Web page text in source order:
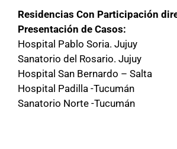
Residencias Con Participación
Presentación de Casos:
Hospital Pablo Soria. Jujuy
Sanatorio del Rosario. Jujuy
Hospital San Bernardo – Salta
Hospital Padilla -Tucumán
Sanatorio Norte -Tucumán